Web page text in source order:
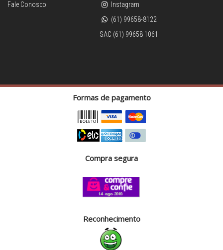
Fale Conosco
Instagram
(61) 99658-8122
SAC (61) 99658 1061
Formas de pagamento
Compra segura
Reconhecimento